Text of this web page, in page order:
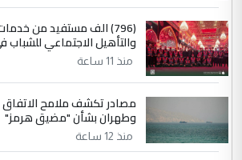
سردار
التعليق : واحد من عصابة علي
جنسية الرافد الثالث للعراق ومن
ابا فرات ...
الجواهري يرد على صدام
مضجعيك يابن الزنا (نص كامل)
(796) الف مستفيد من
والتأهيل الاجتماعي للشباب
منذ 11 ساعة
مصادر تكشف ملامح
وطهران بشأن "مضيق هرمز"
منذ 12 ساعة